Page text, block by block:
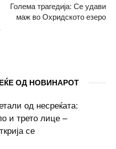
Голема трагедија: Се удави
маж во Охридското езеро
ОД НОВИНАРОТ
од несреќата:
и трето лице –
се